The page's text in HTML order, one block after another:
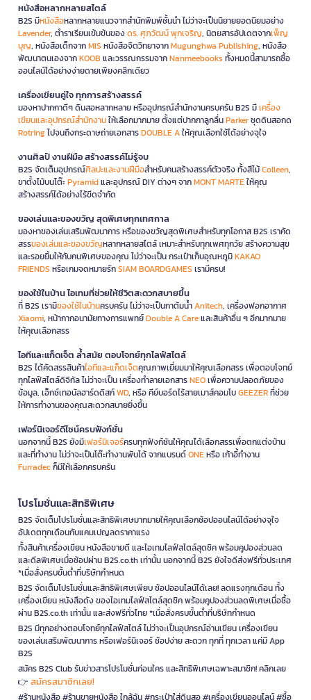
หนังสือหลากหลายสไตล์
B2S มีหนังสือหลากหลายแนวจากสำนักพิมพ์ชั้นนำ ไม่ว่าจะเป็นนิยายยอดนิยมอย่าง
Lavender, ตำราเรียนเข้มข้นของดร. ศุภวัฒน์ พุกเจริญ, นิตยสารอัปเดตจากเพ็ญ
บุญ, หนังสือเด็กจากMIS หนังสือจิตวิทยาจากMugunghwa Publishing, หนังสือ
พัฒนาตนเองจากKOOB และวรรณกรรมจากNanmeebooks ทั้งหมดนี้สามารถซื้อ
ออนไลน์ได้อย่างง่ายดายเพียงคลิกเดียว
เครื่องเขียนคู่ใจ ทุกการสร้างสรรค์
มองหาปากกาดีๆ ดินสอหลากหลาย หรืออุปกรณ์สำนักงานครบครัน B2S มีเครื่อง
เขียนและอุปกรณ์สำนักงานให้เลือกมากมาย ตั้งแต่ปากกาลูกลื่นParkerชุดดินสอกด
Rotringไปจนถึงกระดาษถ่ายเอกสารDOUBLE Aให้คุณเลือกใช้ได้อย่างจุใจ
งานศิลป์ งานฝีมือ สร้างสรรค์ไม่รู้จบ
B2S จัดเต็มอุปกรณ์ศิลปะและงานฝีมือสำหรับคนสร้างสรรค์ตัวจริง ทั้งสีไม้Colleen,
ขาตั้งไม้บนโต๊ะPyramidและอุปกรณ์ DIY ต่างๆ จากMONT MARTEให้คุณ
สร้างสรรค์ได้อย่างไร้ขีดจำกัด
ของเล่นและของขวัญ สุดพิเศษทุกเทศกาล
มองหาของเล่นเสริมพัฒนาการ หรือของขวัญสุดพิเศษสำหรับทุกโอกาส B2S เราคัด
สรรของเล่นและของขวัญหลากหลายสไตล์ เหมาะสำหรับทุกเพศทุกวัย สร้างความสุข
และรอยยิ้มให้กับคนพิเศษของคุณ ไม่ว่าจะเป็น กระเป๋าเก็บอุณหภูมิKAKAO
FRIENDS หรือเกมจดหมายรักSIAM BOARDGAMES เรามีครบ!
ของใช้ในบ้าน ไอเทมที่ช่วยให้ชีวิตสะดวกสบายขึ้น
ที่ B2S เรามีของใช้ในบ้านครบครัน ไม่ว่าจะเป็นกาต้มน้ำAnitech, เครื่องฟอกอากาศ
Xiaomi, หน้ากากอนามัยทางการแพทย์Double A Careและสินค้าอื่น ๆ อีกมากมาย
ให้คุณเลือกสรร
ไอทีและแก็ดเจ็ต ล้ำสมัย ตอบโจทย์ทุกไลฟ์สไตล์
B2S ได้คัดสรรสินค้าไอทีและแก็ดเจ็ตคุณภาพเยี่ยมมาให้คุณเลือกสรร เพื่อตอบโจทย์
ทุกไลฟ์สไตล์ดิจิทัล ไม่ว่าจะเป็น เครื่องทำลายเอกสารNEOเพื่อความปลอดภัยของ
ข้อมูล, เอ็กซ์เทอนัลฮาร์ดดิสก์WD, หรือ คีย์บอร์ดไร้สายเมาส์คอมโบGEEZERที่ช่วย
ให้การทำงานของคุณสะดวกสบายยิ่งขึ้น
เฟอร์นิเจอร์ดีไซน์ครบฟังก์ชั่น
นอกจากนี้ B2S ยังมีเฟอร์นิเจอร์ครบทุกฟังก์ชันให้คุณได้เลือกสรรเพื่อตกแต่งบ้าน
และที่ทำงาน ไม่ว่าจะเป็นโต๊ะทำงานพับได้ จากแบรนด์ONEหรือ เก้าอี้ทำงาน
Furradecก็มีให้เลือกครบครัน
โปรโมชั่นและสิทธิพิเศษ
B2S จัดเต็มโปรโมชั่นและสิทธิพิเศษมากมายให้คุณเลือกช้อปออนไลน์ได้อย่างจุใจ
อัปเดตทุกเดือนกับแคมเปญลดราคาแรง
ทั้งสินค้าเครื่องเขียน หนังสือขายดี และไอเทมไลฟ์สไตล์สุดชิค พร้อมคูปองส่วนลด
และดีลพิเศษเมื่อช้อปผ่าน B2S.co.th เท่านั้น นอกจากนี้ B2S ยังใจดีส่งฟรีทั่วประเทศ
*เมื่อสั่งครบขั้นต่ำที่บริษัทกำหนด
B2S จัดเต็มโปรโมชั่นและสิทธิพิเศษเพียบ ช้อปออนไลน์ได้เลย! ลดแรงทุกเดือน ทั้ง
เครื่องเขียน หนังสือดัง ของไอเทมไลฟ์สไตล์สุดชิค พร้อมคูปองส่วนลดพิเศษเมื่อซื้อ
ผ่าน B2S.co.th เท่านั้น และส่งฟรีทั่วไทย *เมื่อสั่งครบขั้นต่ำที่บริษัทกำหนด
B2S มีทุกอย่างตอบโจทย์ทุกไลฟ์สไตล์ ไม่ว่าจะเป็นอุปกรณ์อ่านเขียน เครื่องเขียน
ของเล่นเสริมพัฒนาการ หรือเฟอร์นิเจอร์ ช้อปง่าย สะดวก ทุกที่ ทุกเวลา แค่มี App
B2S
สมัคร B2S Club รับข่าวสารโปรโมชั่นก่อนใคร และสิทธิพิเศษเฉพาะสมาชิก! คลิกเลย
👉 สมัครสมาชิกเลย!
#ร้านหนังสือ #ร้านขายหนังสือ ใกล้ฉัน #กระเป๋าใส่ดินสอ #เครื่องเขียนออนไลน์ #ซื้อ